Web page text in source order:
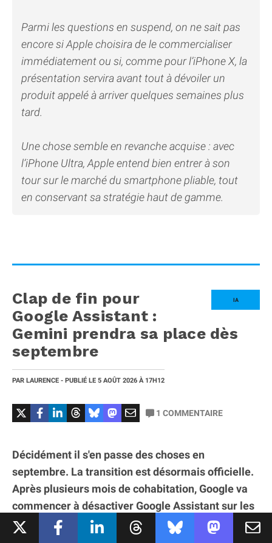
Parmi les questions en suspend, on ne sait pas
encore si Apple choisira de le commercialiser
immédiatement ou si, comme pour l’iPhone X, la
présentation servira avant tout à dévoiler un
produit appelé à arriver quelques semaines plus
tard.
Une chose semble en revanche acquise : avec
l’iPhone Ultra, Apple entend bien entrer à son
tour sur le marché du smartphone pliable, tout
en conservant sa stratégie haut de gamme.
IA
Clap de fin pour
Google Assistant :
Gemini prendra sa place dès
septembre
PAR LAURENCE - PUBLIÉ LE 5 AOÛT 2026 À 17H12
1 COMMENTAIRE
Décidément il s'en passe des choses en
septembre. La transition est désormais officielle.
Après plusieurs mois de cohabitation, Google va
commencer à désactiver Google Assistant sur les
smartphones et tablettes Android au profit de
Gemini. À partir du 4 septembre, l’assistant